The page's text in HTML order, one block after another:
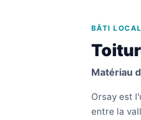
BÂTI LOCAL
Matériau
Orsay est
entre la